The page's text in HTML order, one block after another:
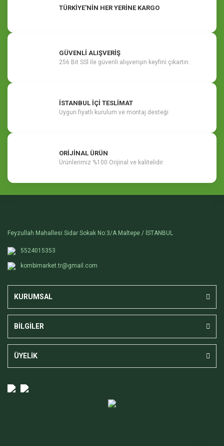
TÜRKİYE'NİN HER YERİNE KARGO
GÜVENLİ ALIŞVERİŞ
256 Bit SSl ile güvenli alışverişin keyfini çıkartın.
İSTANBUL İÇİ TESLİMAT
Uygun fiyatlı kurulum ve montaj desteği
ORİJİNAL ÜRÜN
Ürünlerimiz %100 Orijinal ve kalitelidir.
Feyzullah Mahallesi Sidar Sokak No:3/A Maltepe / İSTANBUL
5524015353
kombimarket.tr@gmail.com
KURUMSAL
BİLGİLER
ÜYELİK